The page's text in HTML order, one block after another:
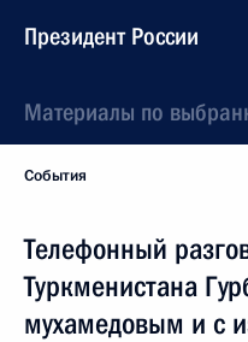
Президент России
Материалы по
События
Телефонный
Туркменистана
мухамедовым и с